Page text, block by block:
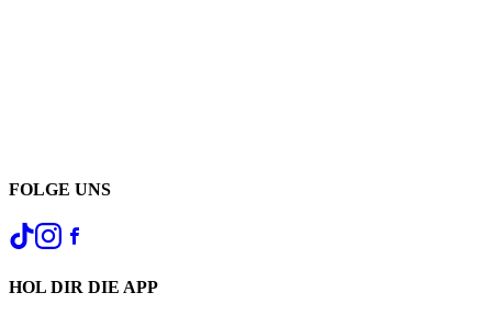
FOLGE UNS
HOL DIR DIE APP